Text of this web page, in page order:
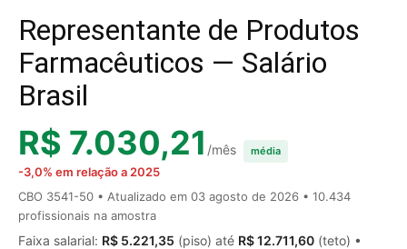
Representante de Produtos
Farmacêuticos — Salário
Brasil
R$ 7.030,21 /mês média
-3,0% em relação a 2025
CBO 3541-50 • Atualizado em 03 agosto de 2026 • 10.434
profissionais na amostra
Faixa salarial: R$ 5.221,35 (piso) até R$ 12.711,60 (teto) •